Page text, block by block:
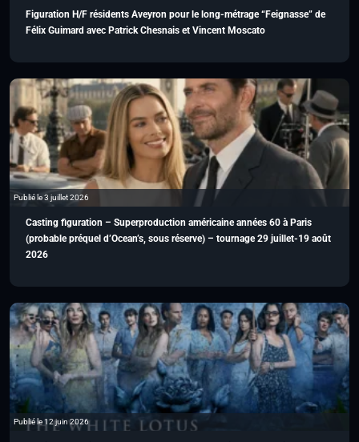
Figuration H/F résidents Aveyron pour le long-métrage “Feignasse” de
Félix Guimard avec Patrick Chesnais et Vincent Moscato
Publié le 3 juillet 2026
Casting figuration – Superproduction américaine années 60 à Paris
(probable préquel d’Ocean’s, sous réserve) – tournage 29 juillet-19 août
2026
Publié le 12 juin 2026